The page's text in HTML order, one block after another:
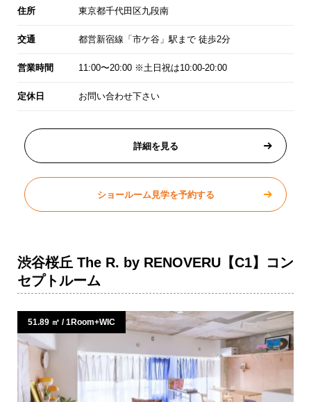
住所 東京都千代田区九段南
交通 都営新宿線「市ケ谷」駅まで 徒歩2分
営業時間 11:00〜20:00 ※土日祝は10:00-20:00
定休日 お問い合わせ下さい
詳細を見る
ショールーム見学を予約する
渋谷桜丘 The R. by RENOVERU【C1】コン
セプトルーム
51.89 ㎡ / 1Room+WIC